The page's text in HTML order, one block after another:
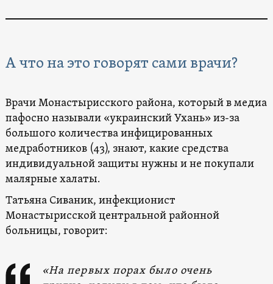
А что на это говорят сами врачи?
Врачи Монастырисского района, который в медиа
пафосно называли «украинский Ухань» из-за
большого количества инфицированных
медработников (43), знают, какие средства
индивидуальной защиты нужны и не покупали
малярные халаты.
Татьяна Сиваник, инфекционист
Монастырисской центральной районной
больницы, говорит:
«На первых порах было очень